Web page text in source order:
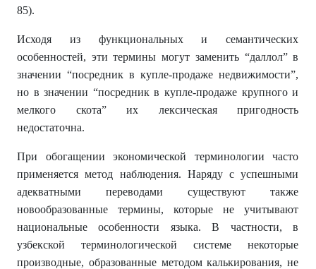
85).
Исходя из функциональных и семантических
особенностей, эти термины могут заменить “даллол” в
значении “посредник в купле-продаже недвижимости”,
но в значении “посредник в купле-продаже крупного и
мелкого скота” их лексическая пригодность
недостаточна.
При обогащении экономической терминологии часто
применяется метод наблюдения. Наряду с успешными
адекватными переводами существуют также
новообразованные термины, которые не учитывают
национальные особенности языка. В частности, в
узбекской терминологической системе некоторые
производные, образованные методом калькирования, не